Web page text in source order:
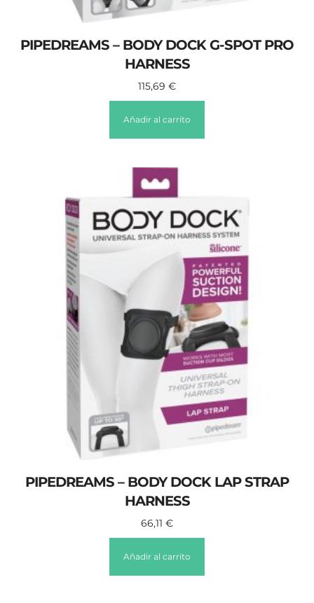
PIPEDREAMS – BODY DOCK G-SPOT PRO
HARNESS
115,69 €
Añadir al carrito
PIPEDREAMS – BODY DOCK LAP STRAP
HARNESS
66,11 €
Añadir al carrito